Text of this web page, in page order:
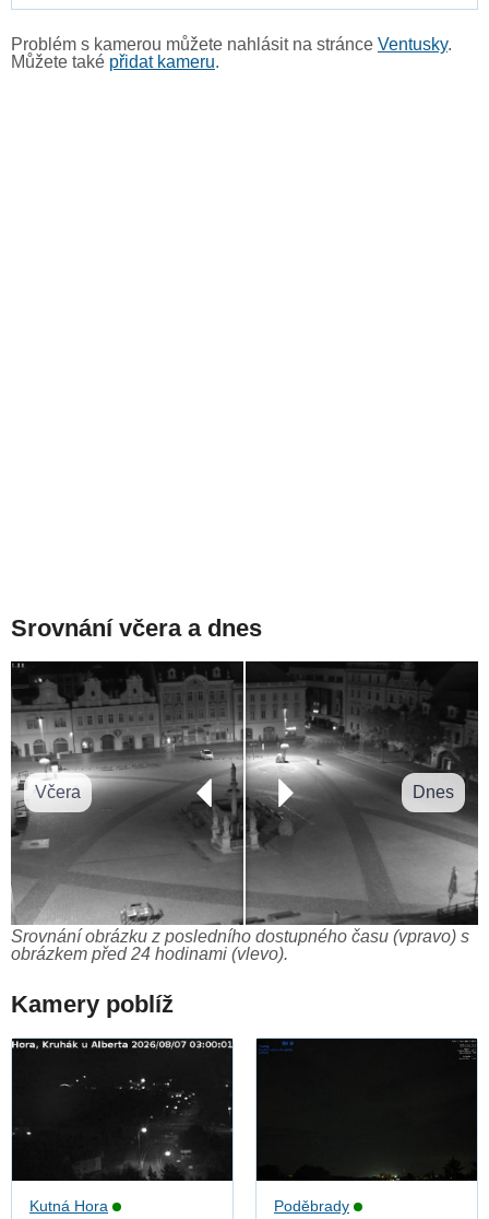
Problém s kamerou můžete nahlásit na stránce Ventusky.
Můžete také přidat kameru.
Srovnání včera a dnes
Včera Dnes
Srovnání obrázku z posledního dostupného času (vpravo) s
obrázkem před 24 hodinami (vlevo).
Kamery poblíž
Kutná Hora
Poděbrady